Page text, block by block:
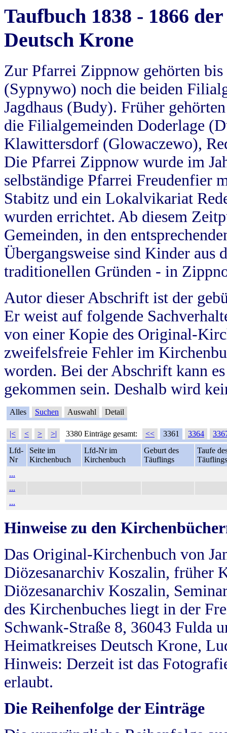
Taufbuch 1838 - 1866
Deutsch Krone
Zur Pfarrei Zippnow gehörten
(Sypnywo) noch die beiden
Jagdhaus (Budy). Früher
die Filialgemeinden Doderlage
Klawittersdorf (Glowaczewo),
Die Pfarrei Zippnow wurde im
selbständige Pfarrei Freudenfier
Stabitz und ein Lokalvikariat
wurden errichtet. Ab diesem
Gemeinden, in den
Übergangsweise sind Kinder aus
traditionellen Gründen - in
Autor dieser Abschrift ist der
Er weist auf folgende
von einer Kopie des Original-
zweifelsfreie Fehler im
worden. Bei der Abschrift kann
gekommen sein. Deshalb wird
Alles Suchen Auswahl Detail
|< < > >| 3380 Einträge gesamt: << 3361 3364
Lfd-
Nr
Seite im
Kirchenbuch
Lfd-Nr im
Kirchenbuch
Geburt des
Täuflings
Taufe
Täuflings
...
...
...
Hinweise zu den
Das Original-Kirchenbuch von
Diözesanarchiv Koszalin, früher
Diözesanarchiv Koszalin,
des Kirchenbuches liegt in der
Schwank-Straße 8, 36043 Fulda
Heimatkreises Deutsch Krone,
Hinweis: Derzeit ist das
erlaubt.
Die Reihenfolge der Einträge